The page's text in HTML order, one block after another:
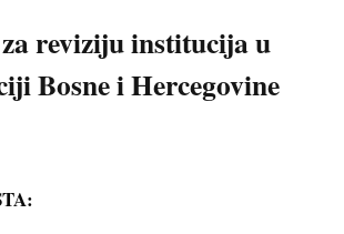
reviziju institucija u
Bosne i Hercegovine